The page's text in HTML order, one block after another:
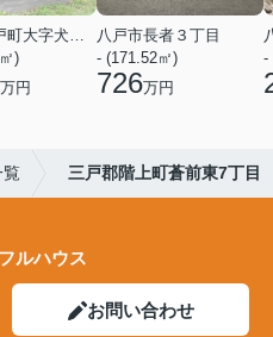
上北郡六戸町大字犬落瀬字下久保
)
万円
八戸市長者３丁目
- (171.52㎡)
726万円
-
覧 三戸郡階上町蒼前東7丁目
ルハウス
お問い合わせ